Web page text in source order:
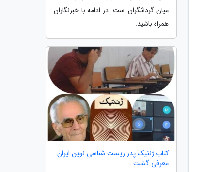
میان گردشگران است. در ادامه با خبرنگاران
همراه باشید.
کتاب ژنتیک پدر زیست شناسی نوین ایران
معرفی گشت